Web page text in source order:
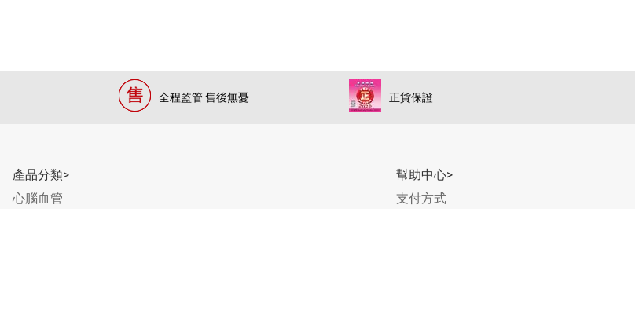
全程監管 售後無憂 正貨保證
產品分類>
心腦血管
幫助中心>
支付方式